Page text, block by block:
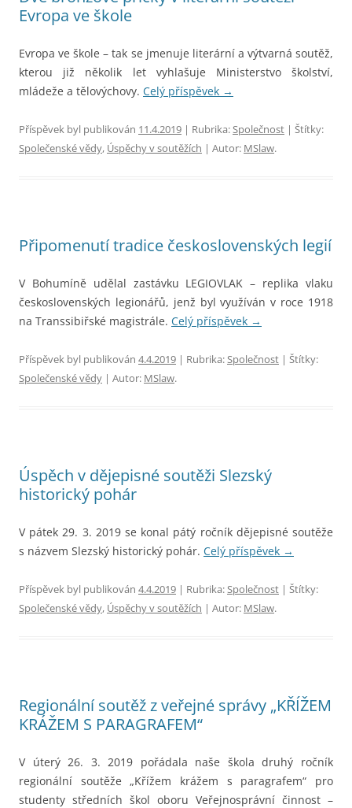
Evropa ve škole
Evropa ve škole – tak se jmenuje literární a výtvarná soutěž,
kterou již několik let vyhlašuje Ministerstvo školství,
mládeže a tělovýchovy. Celý příspěvek →
Příspěvek byl publikován 11.4.2019 | Rubrika:Společnost | Štítky:
Společenské vědy, Úspěchy v soutěžích | Autor: MSlaw.
Připomenutí tradice československých legií
V Bohumíně udělal zastávku LEGIOVLAK – replika vlaku
československých legionářů, jenž byl využíván v roce 1918
na Transsibiřské magistrále. Celý příspěvek →
Příspěvek byl publikován 4.4.2019 | Rubrika:Společnost | Štítky:
Společenské vědy | Autor: MSlaw.
Úspěch v dějepisné soutěži Slezský
historický pohár
V pátek 29. 3. 2019 se konal pátý ročník dějepisné soutěže
s názvem Slezský historický pohár. Celý příspěvek →
Příspěvek byl publikován 4.4.2019 | Rubrika:Společnost | Štítky:
Společenské vědy, Úspěchy v soutěžích | Autor: MSlaw.
Regionální soutěž z veřejné správy „KŘÍŽEM
KRÁŽEM S PARAGRAFEM“
V úterý 26. 3. 2019 pořádala naše škola druhý ročník
regionální soutěže „Křížem krážem s paragrafem“ pro
studenty středních škol oboru Veřejnosprávní činnost –